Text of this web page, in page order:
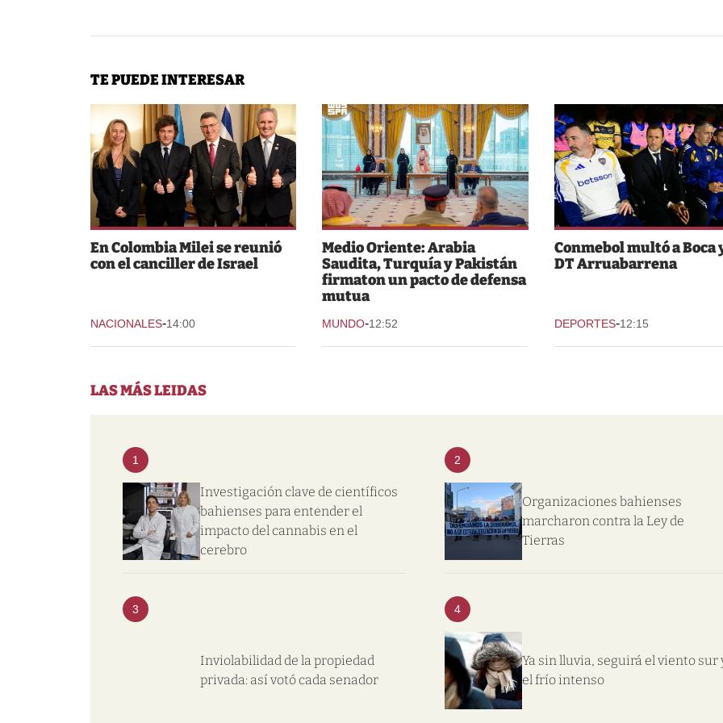
TE PUEDE INTERESAR
En Colombia Milei se reunió
con el canciller de Israel
NACIONALES-14:00
Medio Oriente: Arabia
Saudita, Turquía y Pakistán
firmaton un pacto de defensa
mutua
MUNDO-12:52
Conmebol multó a Boca
DT Arruabarrena
DEPORTES-12:15
LAS MÁS LEIDAS
1
Investigación clave de científicos
bahienses para entender el
impacto del cannabis en el
cerebro
2
Organizaciones bahienses
marcharon contra la Ley de
Tierras
3
Inviolabilidad de la propiedad
privada: así votó cada senador
4
Ya sin lluvia, seguirá el viento sur
el frío intenso